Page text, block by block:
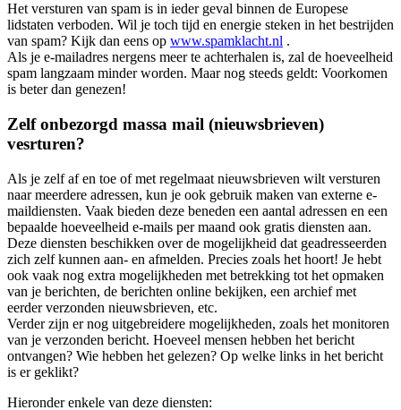
Het versturen van spam is in ieder geval binnen de Europese
lidstaten verboden. Wil je toch tijd en energie steken in het bestrijden
van spam? Kijk dan eens op www.spamklacht.nl .
Als je e-mailadres nergens meer te achterhalen is, zal de hoeveelheid
spam langzaam minder worden. Maar nog steeds geldt: Voorkomen
is beter dan genezen!
Zelf onbezorgd massa mail (nieuwsbrieven)
vesrturen?
Als je zelf af en toe of met regelmaat nieuwsbrieven wilt versturen
naar meerdere adressen, kun je ook gebruik maken van externe e-
maildiensten. Vaak bieden deze beneden een aantal adressen en een
bepaalde hoeveelheid e-mails per maand ook gratis diensten aan.
Deze diensten beschikken over de mogelijkheid dat geadresseerden
zich zelf kunnen aan- en afmelden. Precies zoals het hoort! Je hebt
ook vaak nog extra mogelijkheden met betrekking tot het opmaken
van je berichten, de berichten online bekijken, een archief met
eerder verzonden nieuwsbrieven, etc.
Verder zijn er nog uitgebreidere mogelijkheden, zoals het monitoren
van je verzonden bericht. Hoeveel mensen hebben het bericht
ontvangen? Wie hebben het gelezen? Op welke links in het bericht
is er geklikt?
Hieronder enkele van deze diensten: